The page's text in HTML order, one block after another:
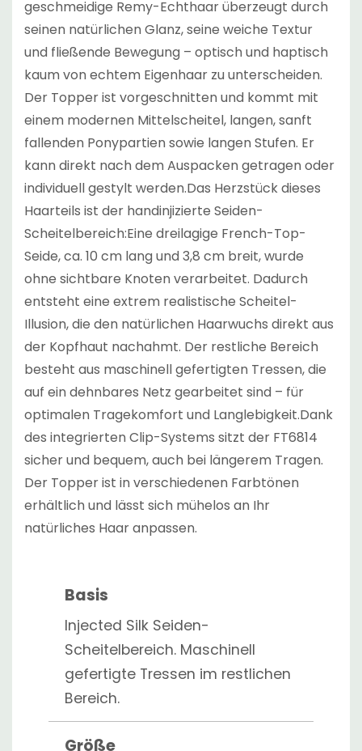
geschmeidige Remy-Echthaar überzeugt durch
seinen natürlichen Glanz, seine weiche Textur
und fließende Bewegung – optisch und haptisch
kaum von echtem Eigenhaar zu unterscheiden.
Der Topper ist vorgeschnitten und kommt mit
einem modernen Mittelscheitel, langen, sanft
fallenden Ponypartien sowie langen Stufen. Er
kann direkt nach dem Auspacken getragen oder
individuell gestylt werden.Das Herzstück dieses
Haarteils ist der handinjizierte Seiden-
Scheitelbereich:Eine dreilagige French-Top-
Seide, ca. 10 cm lang und 3,8 cm breit, wurde
ohne sichtbare Knoten verarbeitet. Dadurch
entsteht eine extrem realistische Scheitel-
Illusion, die den natürlichen Haarwuchs direkt aus
der Kopfhaut nachahmt. Der restliche Bereich
besteht aus maschinell gefertigten Tressen, die
auf ein dehnbares Netz gearbeitet sind – für
optimalen Tragekomfort und Langlebigkeit.Dank
des integrierten Clip-Systems sitzt der FT6814
sicher und bequem, auch bei längerem Tragen.
Der Topper ist in verschiedenen Farbtönen
erhältlich und lässt sich mühelos an Ihr
natürliches Haar anpassen.
Basis
Injected Silk Seiden-
Scheitelbereich. Maschinell
gefertigte Tressen im restlichen
Bereich.
Größe